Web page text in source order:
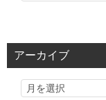
リ
アーカイブ